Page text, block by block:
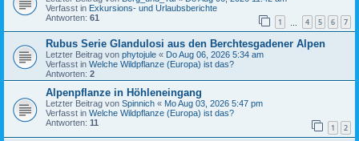
Verfasst in Exkursions- und Urlaubsberichte
Antworten: 61 1 4 5 6 7
Rubus Serie Glandulosi aus den Berchtesgadener Alpen
Letzter Beitrag von phytojule « Do Aug 06, 2026 5:34 am
Verfasst in Welche Wildpflanze (Europa) ist das?
Antworten: 2
Alpenpflanze in Höhleneingang
Letzter Beitrag von Spinnich « Mo Aug 03, 2026 5:47 pm
Verfasst in Welche Wildpflanze (Europa) ist das?
Antworten: 11 1 2